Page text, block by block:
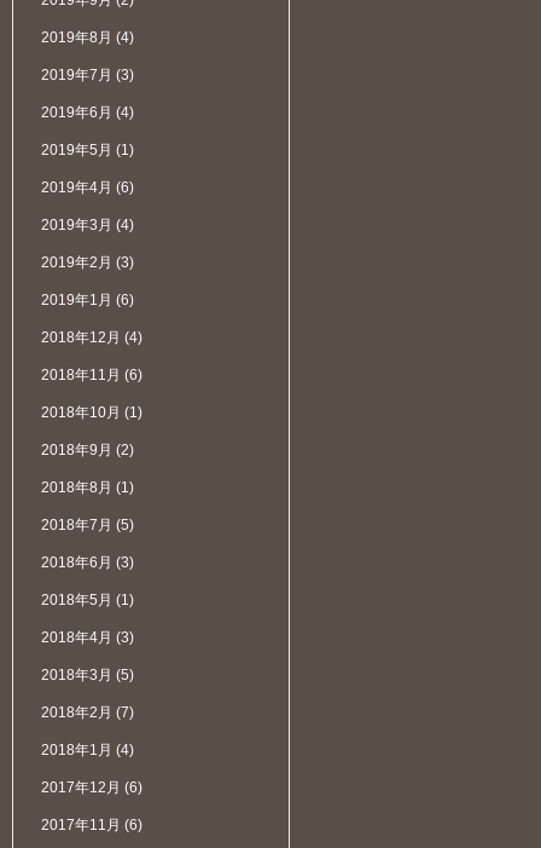
2019年8月 (4)
2019年7月 (3)
2019年6月 (4)
2019年5月 (1)
2019年4月 (6)
2019年3月 (4)
2019年2月 (3)
2019年1月 (6)
2018年12月 (4)
2018年11月 (6)
2018年10月 (1)
2018年9月 (2)
2018年8月 (1)
2018年7月 (5)
2018年6月 (3)
2018年5月 (1)
2018年4月 (3)
2018年3月 (5)
2018年2月 (7)
2018年1月 (4)
2017年12月 (6)
2017年11月 (6)